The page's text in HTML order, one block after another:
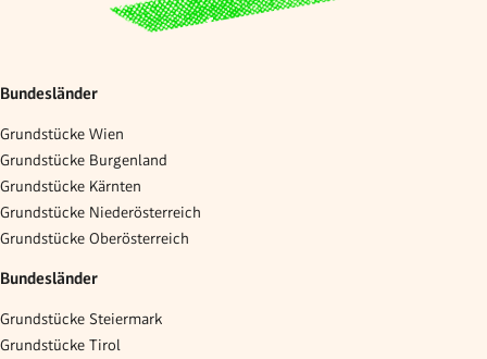
Bundesländer
Grundstücke Wien
Grundstücke Burgenland
Grundstücke Kärnten
Grundstücke Niederösterreich
Grundstücke Oberösterreich
Bundesländer
Grundstücke Steiermark
Grundstücke Tirol